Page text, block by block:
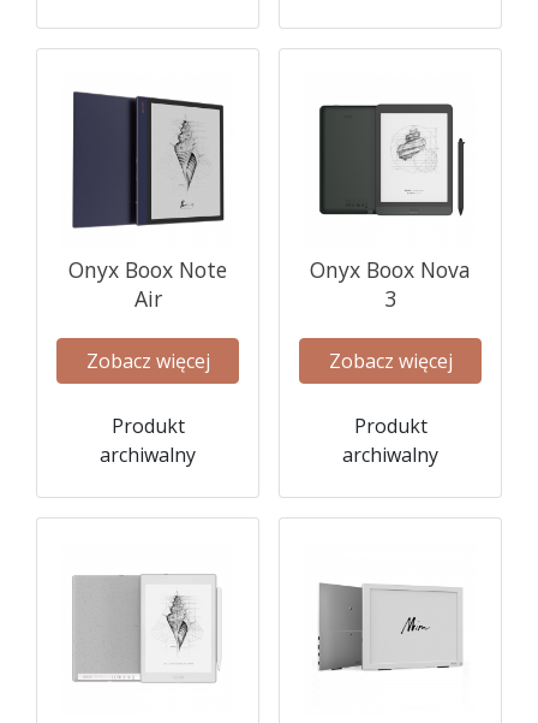
Onyx Boox Note
Air
Zobacz więcej
Produkt
archiwalny
Onyx Boox Nova
3
Zobacz więcej
Produkt
archiwalny